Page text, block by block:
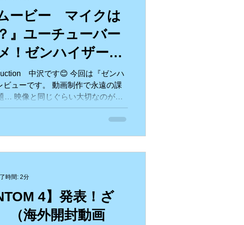
ービー マイクは
』ユーチューバー
！ゼンハイザー
中沢です😊 今回は『ゼンハ
ビューです。 動画制作で永遠の課
… 映像と同じぐらい大切なのが
用するのか？に寄って映像クオリ
。。...
4】発表！ざ
（海外開封動画
時間: 2分